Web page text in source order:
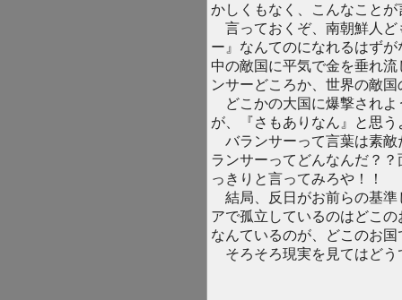
かしくもなく、こんなこと
言っておくぞ、南朝鮮人ど
ー』なんてのになれるはず
中の敵国に平気で金を垂れ
ンサーどころか、世界の敵
どこかの大国に爆撃されよ
が、『さもありなん』と思う
バランサーって言葉は素敵
ランサーってどんなんだ？
っきりと言ってみろや！！
結局、反日がお前らの基準
アで孤立しているのはどこ
なんているのが、どこのお
そろそろ現実を見てはどう